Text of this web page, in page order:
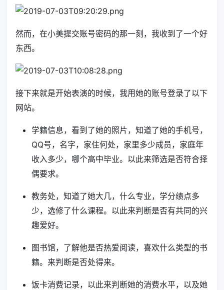
然而，在小美提交账号密码的那一刻，我收到了一个好
东西。
接下来就是开始表演的时候，我用她的账号登录了以下
网站。
学籍信息，看到了她的照片，知道了她的手机号，
QQ号，名字，家住何处，家里多少成员，家庭年
收入多少，哪个高中毕业。以此来筛选是否符合择
偶要求。
教务处，知道了她大几，什么专业，学分绩点多
少，选修了什么课程。以此来判断是否有共同的兴
趣爱好。
图书馆，了解他是否热爱阅读，喜欢什么类型的书
籍。来判断是否处得来。
饭卡消费记录，以此来判断她的消费水平，以及她